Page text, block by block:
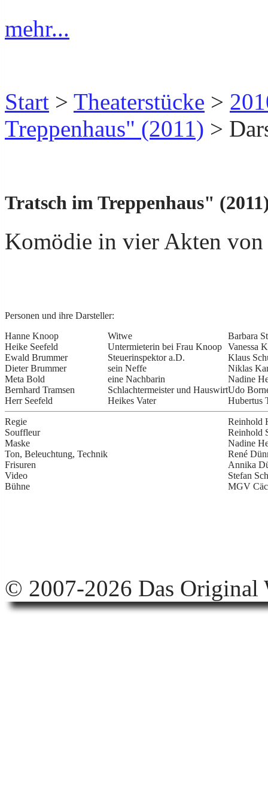
mehr...
Start > Theaterstücke >
Treppenhaus" (2011) >
Tratsch im Treppenhaus"
Komödie in vier Akten von
Personen und ihre Darsteller:
Hanne Knoop
Witwe
Barbara
Heike Seefeld
Untermieterin bei Frau Knoop Vanessa
Ewald Brummer
Steuerinspektor a.D.
Klaus
Dieter Brummer
sein Neffe
Niklas
Meta Bold
eine Nachbarin
Nadine
Bernhard Tramsen
Schlachtermeister und HauswirtUdo
Herr Seefeld
Heikes Vater Hubertus
Regie
Reinhold
Souffleur
Reinhold
Maske
Nadine
Ton, Beleuchtung, Technik
René
Frisuren
Annika
Video
Stefan
Bühne
MGV
© 2007-2026 Das Original